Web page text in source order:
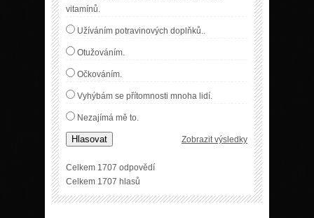
vitamínů.
Užíváním potravinových doplňků..
Otužováním.
Očkováním.
Vyhýbám se přítomnosti mnoha lidí.
Nezajímá mě to.
Hlasovat Zobrazit výsledky
Celkem 1707 odpovědí
Celkem 1707 hlasů